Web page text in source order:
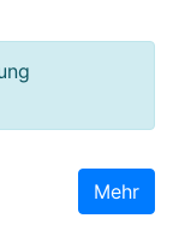
Mehr